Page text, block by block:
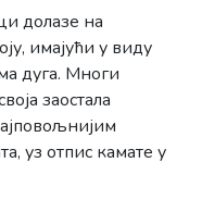
долазе на
имајући у виду
дуга. Многи
заостала
уз отпис камате у